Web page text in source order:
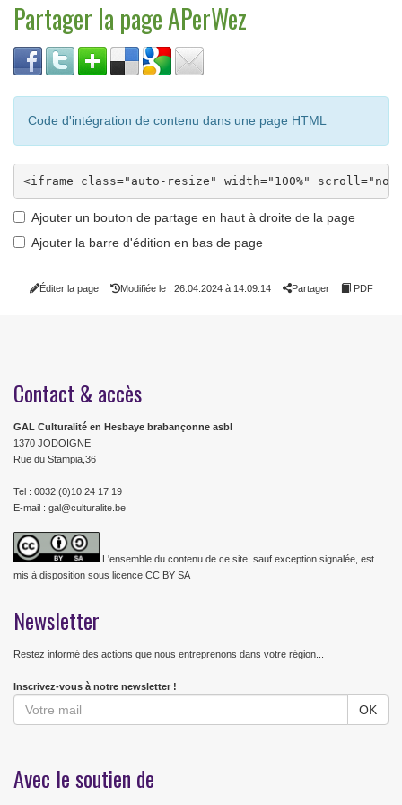
Partager la page APerWez
Code d'intégration de contenu dans une page HTML
Ajouter un bouton de partage en haut à droite de la page
Ajouter la barre d'édition en bas de page
Éditer la page Modifiée le : 26.04.2024 à 14:09:14 Partager PDF
Contact & accès
GAL Culturalité en Hesbaye brabançonne asbl
1370 JODOIGNE
Rue du Stampia,36
Tel : 0032 (0)10 24 17 19
E-mail : gal@culturalite.be
L'ensemble du contenu de ce site, sauf exception signalée, est
mis à disposition sous licence CC BY SA
Newsletter
Restez informé des actions que nous entreprenons dans votre région...
Inscrivez-vous à notre newsletter !
Avec le soutien de